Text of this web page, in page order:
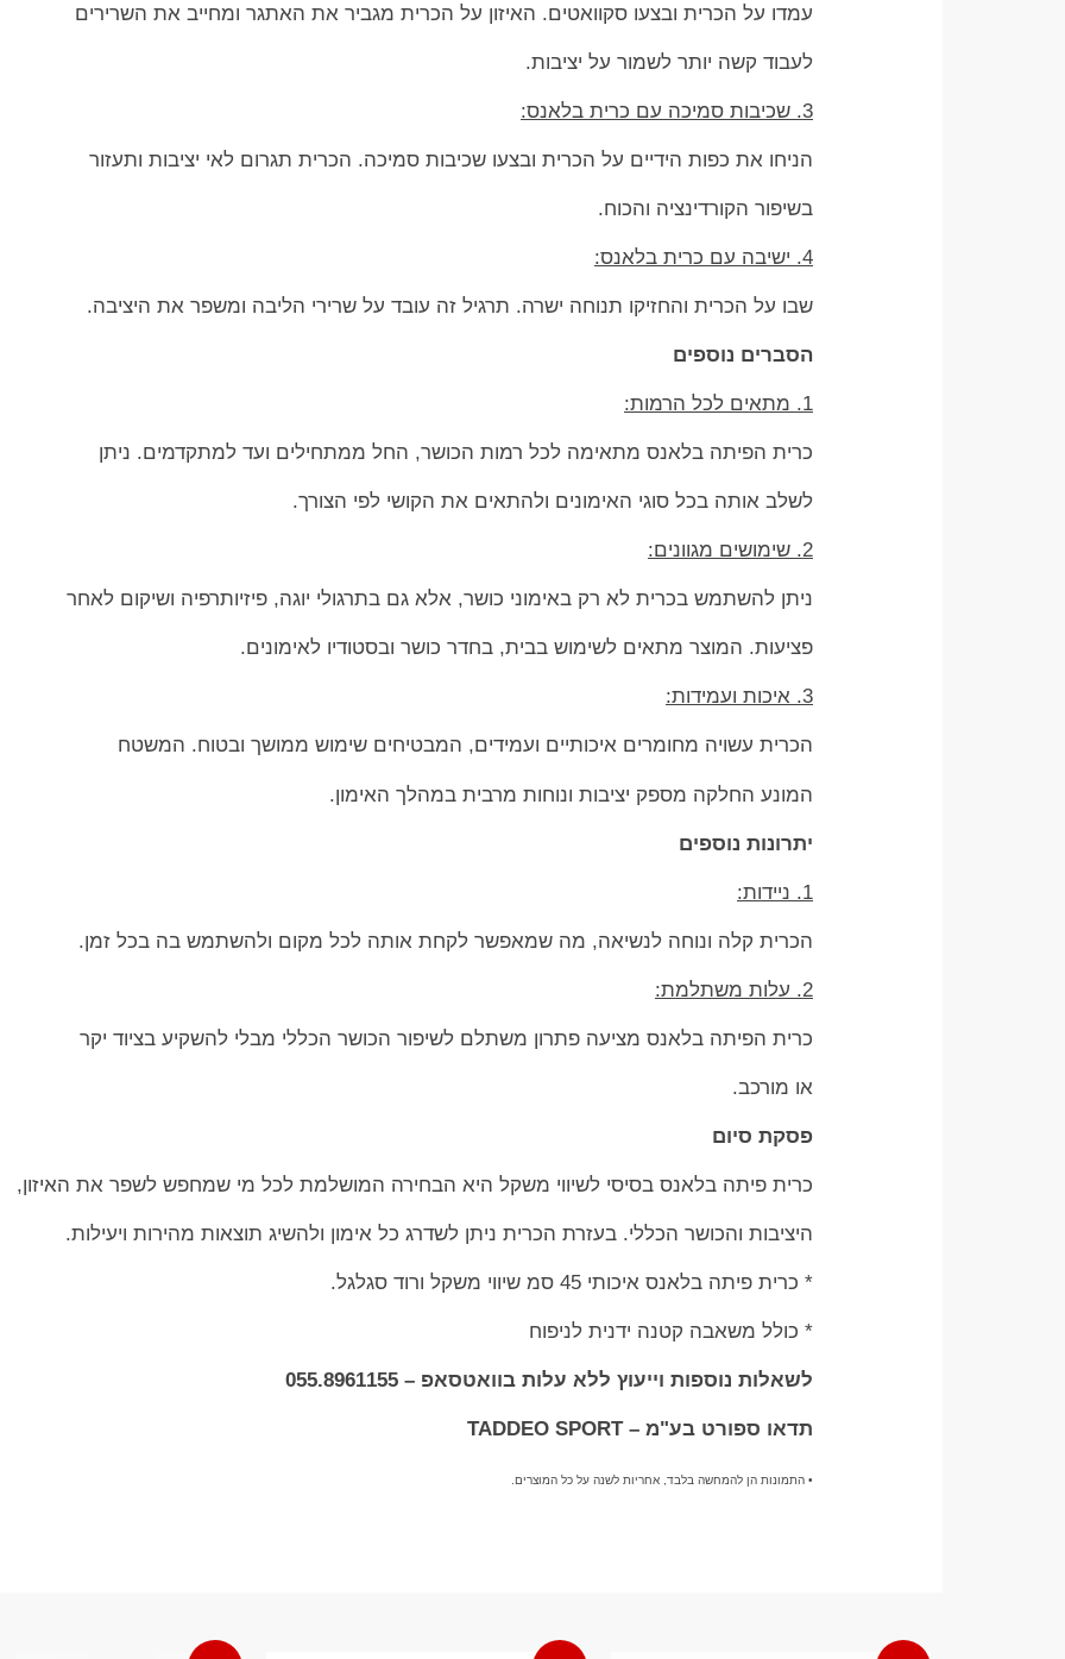
עמדו על הכרית ובצעו סקוואטים. האיזון על הכרית מגביר את האתגר ומחייב את השרירים
לעבוד קשה יותר לשמור על יציבות.
3. שכיבות סמיכה עם כרית בלאנס:
הניחו את כפות הידיים על הכרית ובצעו שכיבות סמיכה. הכרית תגרום לאי יציבות ותעזור
בשיפור הקורדינציה והכוח.
4. ישיבה עם כרית בלאנס:
שבו על הכרית והחזיקו תנוחה ישרה. תרגיל זה עובד על שרירי הליבה ומשפר את היציבה.
הסברים נוספים
1. מתאים לכל הרמות:
כרית הפיתה בלאנס מתאימה לכל רמות הכושר, החל ממתחילים ועד למתקדמים. ניתן
לשלב אותה בכל סוגי האימונים ולהתאים את הקושי לפי הצורך.
2. שימושים מגוונים:
ניתן להשתמש בכרית לא רק באימוני כושר, אלא גם בתרגולי יוגה, פיזיותרפיה ושיקום לאחר
פציעות. המוצר מתאים לשימוש בבית, בחדר כושר ובסטודיו לאימונים.
3. איכות ועמידות:
הכרית עשויה מחומרים איכותיים ועמידים, המבטיחים שימוש ממושך ובטוח. המשטח
המונע החלקה מספק יציבות ונוחות מרבית במהלך האימון.
יתרונות נוספים
1. ניידות:
הכרית קלה ונוחה לנשיאה, מה שמאפשר לקחת אותה לכל מקום ולהשתמש בה בכל זמן.
2. עלות משתלמת:
כרית הפיתה בלאנס מציעה פתרון משתלם לשיפור הכושר הכללי מבלי להשקיע בציוד יקר
או מורכב.
פסקת סיום
כרית פיתה בלאנס בסיסי לשיווי משקל היא הבחירה המושלמת לכל מי שמחפש לשפר את האיזון,
היציבות והכושר הכללי. בעזרת הכרית ניתן לשדרג כל אימון ולהשיג תוצאות מהירות ויעילות.
* כרית פיתה בלאנס איכותי 45 סמ שיווי משקל ורוד סגלגל.
* כולל משאבה קטנה ידנית לניפוח
לשאלות נוספות וייעוץ ללא עלות בוואטסאפ – 055.8961155
תדאו ספורט בע"מ – TADDEO SPORT
• התמונות הן להמחשה בלבד, אחריות לשנה על כל המוצרים.